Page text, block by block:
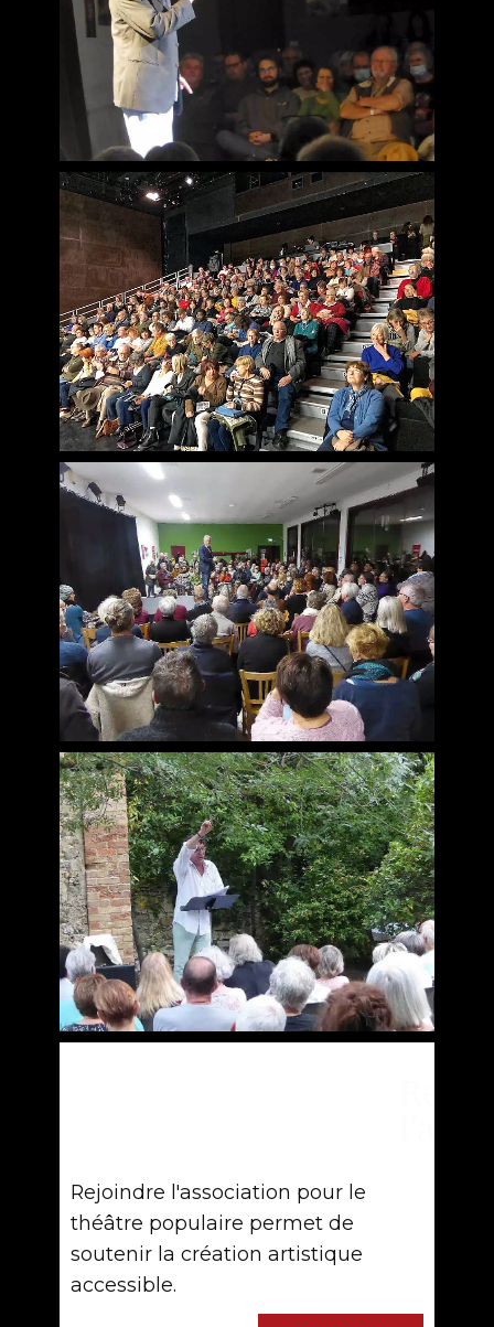
Rejoindre l'association pour le
théâtre populaire permet de
soutenir la création artistique
accessible.